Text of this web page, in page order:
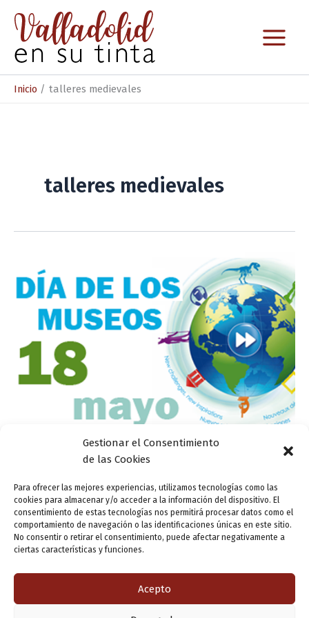
Gestionar el Consentimiento
de las Cookies
Para ofrecer las mejores experiencias, utilizamos tecnologías como las
cookies para almacenar y/o acceder a la información del dispositivo. El
consentimiento de estas tecnologías nos permitirá procesar datos como el
comportamiento de navegación o las identificaciones únicas en este sitio.
No consentir o retirar el consentimiento, puede afectar negativamente a
ciertas características y funciones.
Acepto
contenido
Inicio talleres medievales
talleres medievales
Agenda Casa Zorrilla (Especial Día de los
Museos)
ensutinta 12 mayo, 2015
¡Este fin de semana se celebra el Día de los Museos, y la